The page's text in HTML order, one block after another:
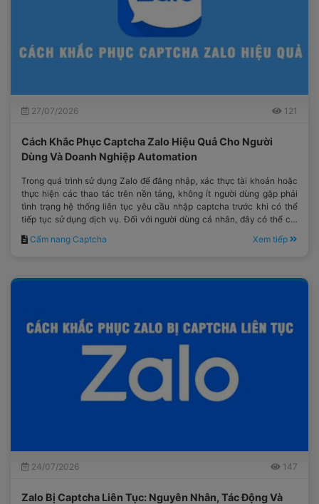
27/07/2026 121
Cách Khắc Phục Captcha Zalo Hiệu Quả Cho Người
Dùng Và Doanh Nghiệp Automation
Trong quá trình sử dụng Zalo để đăng nhập, xác thực tài khoản hoặc
thực hiện các thao tác trên nền tảng, không ít người dùng gặp phải
tình trạng hệ thống liên tục yêu cầu nhập captcha trước khi có thể
tiếp tục sử dụng dịch vụ. Đối với người dùng cá nhân, đây có thể chỉ
là một bước xác minh mất thêm vài giây.
Cẩm nang Captcha Xem tiếp
24/07/2026 147
Zalo Bị Captcha Liên Tục: Nguyên Nhân, Tác Động Và